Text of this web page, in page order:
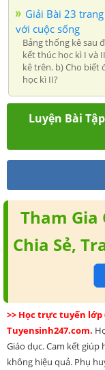
Giải Bài 23
với cuộc sống
Bảng thống kê sau
kết thúc học kì I và
kê trên. b) Cho
học kì II?
Luyện Bài
Tham Gia
Chia Sẻ,
>> Học trực tuyến
Tuyensinh247.com.
Giáo dục. Cam kết
không hiệu quả. Phụ